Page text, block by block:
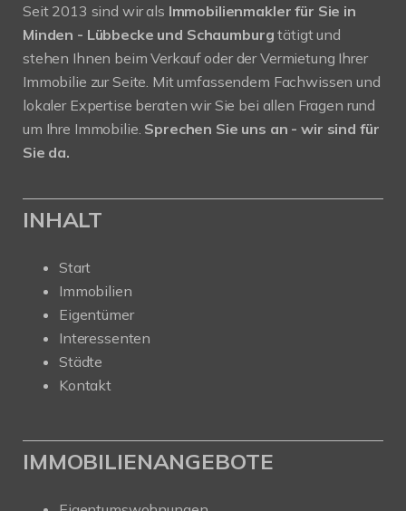
Seit 2013 sind wir als Immobilienmakler für Sie in
Minden - Lübbecke und Schaumburgtätigt und
stehen Ihnen beim Verkauf oder der Vermietung Ihrer
Immobilie zur Seite. Mit umfassendem Fachwissen und
lokaler Expertise beraten wir Sie bei allen Fragen rund
um Ihre Immobilie. Sprechen Sie uns an - wir sind für
Sie da.
INHALT
Start
Immobilien
Eigentümer
Interessenten
Städte
Kontakt
IMMOBILIENANGEBOTE